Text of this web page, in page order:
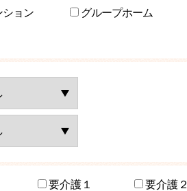
ション
グループホーム
要介護１
要介護２